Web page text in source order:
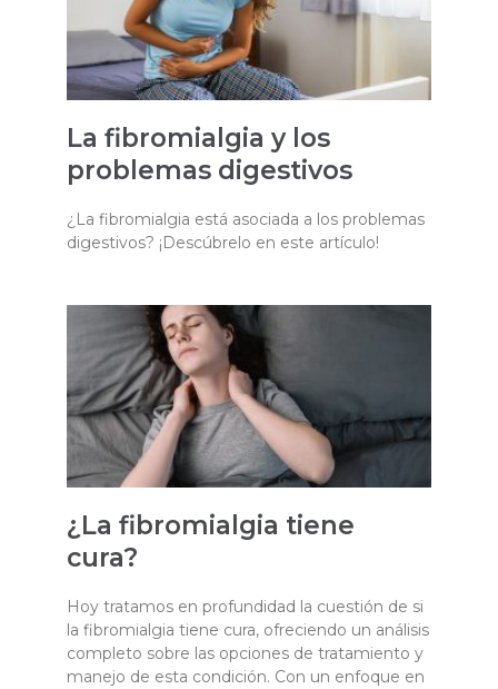
La fibromialgia y los
problemas digestivos
¿La fibromialgia está asociada a los problemas
digestivos? ¡Descúbrelo en este artículo!
¿La fibromialgia tiene
cura?
Hoy tratamos en profundidad la cuestión de si
la fibromialgia tiene cura, ofreciendo un análisis
completo sobre las opciones de tratamiento y
manejo de esta condición. Con un enfoque en